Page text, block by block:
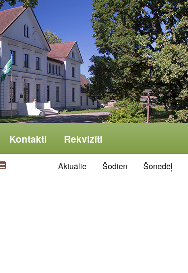
Kontakti Rekvizīti
Aktuālie Šodien Šonedēļ